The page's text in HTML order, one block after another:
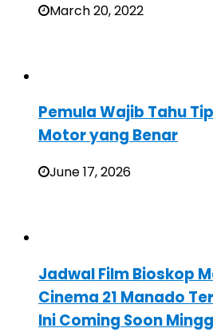
March 20, 2022
Pemula Wajib Tahu
Motor yang Benar
June 17, 2026
Jadwal Film Bioskop
Cinema 21 Manado
Ini Coming Soon